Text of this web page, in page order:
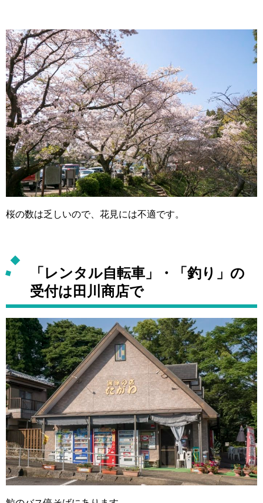
桜の数は乏しいので、花見には不適です。
「レンタル自転車」・「釣り」の
受付は田川商店で